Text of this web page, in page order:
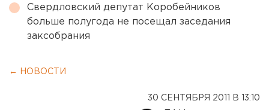
Свердловский депутат Коробейников
больше полугода не посещал заседания
заксобрания
← НОВОСТИ
30 СЕНТЯБРЯ 2011 В 13:10